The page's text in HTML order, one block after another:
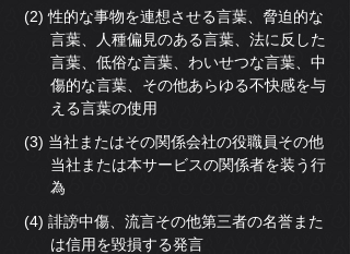
(2) 性的な事物を連想させる言葉、脅迫的な
言葉、人種偏見のある言葉、法に反した
言葉、低俗な言葉、わいせつな言葉、中
傷的な言葉、その他あらゆる不快感を与
える言葉の使用
(3) 当社またはその関係会社の役職員その他
当社または本サービスの関係者を装う行
為
(4) 誹謗中傷、流言その他第三者の名誉また
は信用を毀損する発言